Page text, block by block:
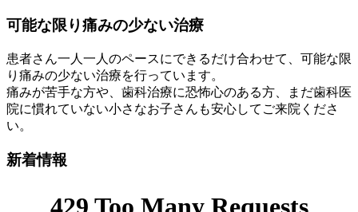
可能な限り痛みの少ない治療
患者さん一人一人のペースにできるだけ合わせて、可能な限
り痛みの少ない治療を行っています。
痛みが苦手な方や、歯科治療に恐怖心のある方、まだ歯科医
院に慣れていない小さなお子さんも安心してご来院くださ
い。
新着情報